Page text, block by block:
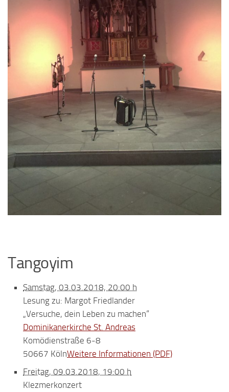
Tangoyim
Samstag, 03.03.2018, 20:00 h
Lesung zu: Margot Friedlander
„Versuche, dein Leben zu machen“
Dominikanerkirche St. Andreas
Komödienstraße 6-8
50667 KölnWeitere Informationen (PDF)
Freitag, 09.03.2018, 19:00 h
Klezmerkonzert